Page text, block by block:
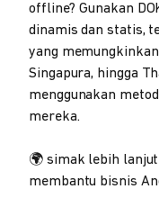
offline? Gunakan
dinamis dan statis,
yang
Singapura, hingga
menggunakan
mereka.
🌍 simak lebih
membantu bisnis